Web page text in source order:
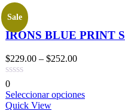
Sale
IRONS BLUE PRINT S
$229.00 – $252.00
0
Seleccionar opciones
Quick View